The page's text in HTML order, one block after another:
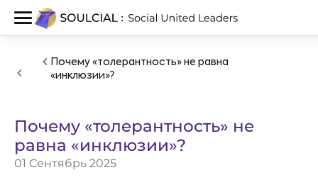
Почему «толерантность» не равна
«инклюзии»?
Почему «толерантность» не
равна «инклюзии»?
01 Сентябрь 2025